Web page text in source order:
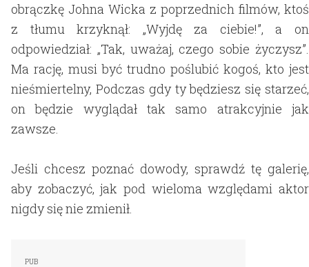
obrączkę Johna Wicka z poprzednich filmów, ktoś
z tłumu krzyknął: „Wyjdę za ciebie!”, a on
odpowiedział: „Tak, uważaj, czego sobie życzysz”.
Ma rację, musi być trudno poślubić kogoś, kto jest
nieśmiertelny, Podczas gdy ty będziesz się starzeć,
on będzie wyglądał tak samo atrakcyjnie jak
zawsze.
Jeśli chcesz poznać dowody, sprawdź tę galerię,
aby zobaczyć, jak pod wieloma względami aktor
nigdy się nie zmienił.